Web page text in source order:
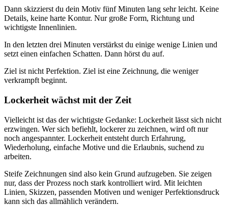
Dann skizzierst du dein Motiv fünf Minuten lang sehr leicht. Keine
Details, keine harte Kontur. Nur große Form, Richtung und
wichtigste Innenlinien.
In den letzten drei Minuten verstärkst du einige wenige Linien und
setzt einen einfachen Schatten. Dann hörst du auf.
Ziel ist nicht Perfektion. Ziel ist eine Zeichnung, die weniger
verkrampft beginnt.
Lockerheit wächst mit der Zeit
Vielleicht ist das der wichtigste Gedanke: Lockerheit lässt sich nicht
erzwingen. Wer sich befiehlt, lockerer zu zeichnen, wird oft nur
noch angespannter. Lockerheit entsteht durch Erfahrung,
Wiederholung, einfache Motive und die Erlaubnis, suchend zu
arbeiten.
Steife Zeichnungen sind also kein Grund aufzugeben. Sie zeigen
nur, dass der Prozess noch stark kontrolliert wird. Mit leichten
Linien, Skizzen, passenden Motiven und weniger Perfektionsdruck
kann sich das allmählich verändern.